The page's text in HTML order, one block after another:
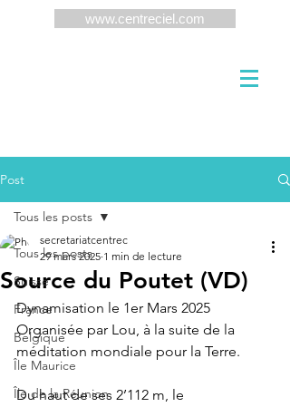
www.centreciel.com
Post
Tous les posts
Suisse
France
Belgique
Île Maurice
Île de la Réunion
Tous les posts
Source du Poutet (VD)
secretariatcentrec
29 mars 2025 1 min de lecture
Dynamisation le 1er Mars 2025
Organisée par Lou, à la suite de la
méditation mondiale pour la Terre.
Du haut de ses 2’112 m, le